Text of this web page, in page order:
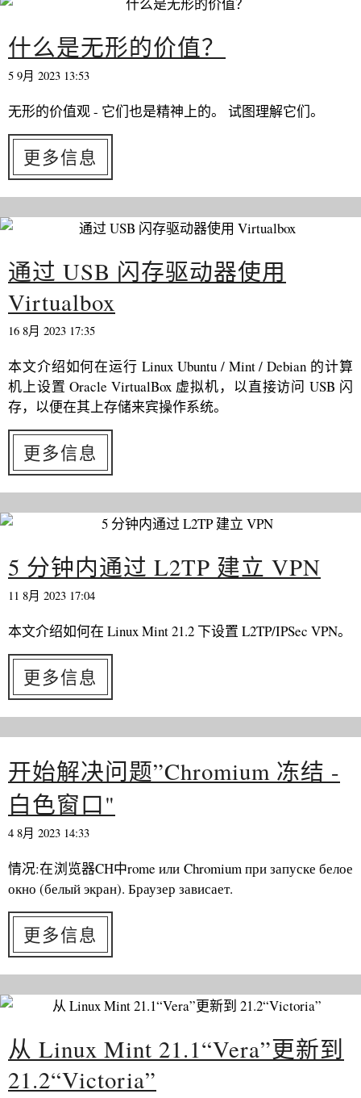
什么是无形的价值？
5 9月 2023 13:53
无形的价值观 - 它们也是精神上的。 试图理解它们。
更多信息
通过 USB 闪存驱动器使用
Virtualbox
16 8月 2023 17:35
本文介绍如何在运行 Linux Ubuntu / Mint / Debian 的计算
机上设置 Oracle VirtualBox 虚拟机，以直接访问 USB 闪
存，以便在其上存储来宾操作系统。
更多信息
5 分钟内通过 L2TP 建立 VPN
11 8月 2023 17:04
本文介绍如何在 Linux Mint 21.2 下设置 L2TP/IPSec VPN。
更多信息
开始解决问题”Chromium 冻结 -
白色窗口"
4 8月 2023 14:33
情况:在浏览器CH中rome или Chromium при запуске белое
окно (белый экран). Браузер зависает.
更多信息
从 Linux Mint 21.1“Vera”更新到
21.2“Victoria”